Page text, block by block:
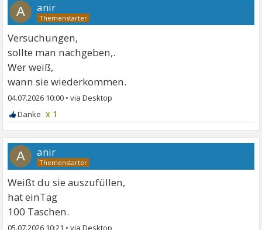
A anir
Versuchungen,
sollte man nachgeben,.
Wer weiß,
wann sie wiederkommen.
04.07.2026 10:00 •
x 1
A anir
Weißt du sie auszufüllen,
hat einTag
100 Taschen.
05.07.2026 10:21 •